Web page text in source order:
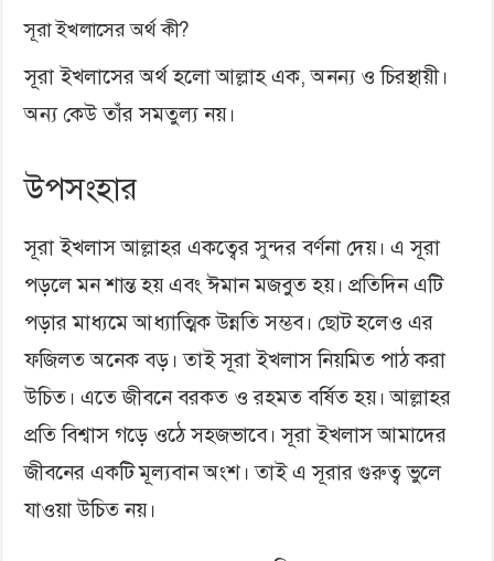
সূরা ইখলাসের অর্থ কী?
সূরা ইখলাসের অর্থ হলো আল্লাহ এক, অনন্য ও চিরস্থায়ী।
অন্য কেউ তাঁর সমতুল্য নয়।
উপসংহার
সূরা ইখলাস আল্লাহর একত্বের সুন্দর বর্ণনা দেয়। এ সূরা
পড়লে মন শান্ত হয় এবং ঈমান মজবুত হয়। প্রতিদিন এটি
পড়ার মাধ্যমে আধ্যাত্মিক উন্নতি সম্ভব। ছোট হলেও এর
ফজিলত অনেক বড়। তাই সূরা ইখলাস নিয়মিত পাঠ করা
উচিত। এতে জীবনে বরকত ও রহমত বর্ষিত হয়। আল্লাহর
প্রতি বিশ্বাস গড়ে ওঠে সহজভাবে। সূরা ইখলাস আমাদের
জীবনের একটি মূল্যবান অংশ। তাই এ সূরার গুরুত্ব ভুলে
যাওয়া উচিত নয়।